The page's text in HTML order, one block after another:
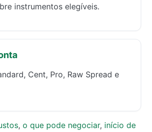
instrumentos elegíveis.
Cent, Pro, Raw Spread e
, o que pode negociar, início de